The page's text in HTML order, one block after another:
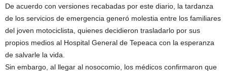
De acuerdo con versiones recabadas por este diario, la tardanza
de los servicios de emergencia generó molestia entre los familiares
del joven motociclista, quienes decidieron trasladarlo por sus
propios medios al Hospital General de Tepeaca con la esperanza
de salvarle la vida.
Sin embargo, al llegar al nosocomio, los médicos confirmaron que